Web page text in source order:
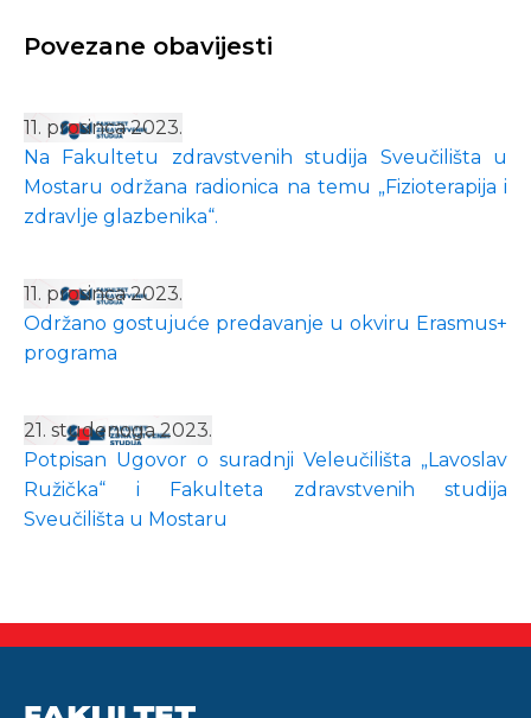
Povezane obavijesti
11. prosinca 2023.
Na Fakultetu zdravstvenih studija Sveučilišta u
Mostaru održana radionica na temu „Fizioterapija i
zdravlje glazbenika“.
11. prosinca 2023.
Održano gostujuće predavanje u okviru Erasmus+
programa
21. studenoga 2023.
Potpisan Ugovor o suradnji Veleučilišta „Lavoslav
Ružička“ i Fakulteta zdravstvenih studija
Sveučilišta u Mostaru